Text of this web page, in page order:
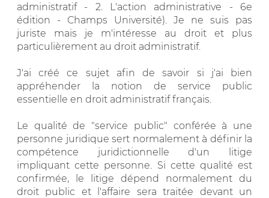
administratif - 2. L'action administrative - 6e
édition - Champs Université). Je ne suis pas
juriste mais je m'intéresse au droit et plus
particulièrement au droit administratif.
J'ai créé ce sujet afin de savoir si j'ai bien
appréhender la notion de service public
essentielle en droit administratif français.
Le qualité de "service public" conférée à une
personne juridique sert normalement à définir la
compétence juridictionnelle d'un litige
impliquant cette personne. Si cette qualité est
confirmée, le litige dépend normalement du
droit public et l'affaire sera traitée devant un